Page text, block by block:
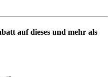
auf dieses und mehr als